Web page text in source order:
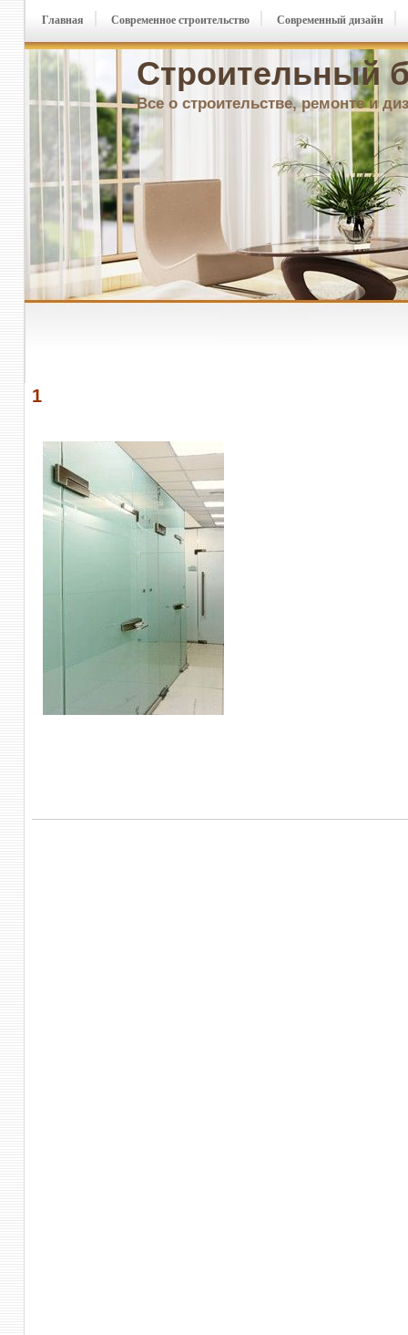
Строительный
Все о строительстве, ремонте и
Главная Современное строительство Современный дизайн
1